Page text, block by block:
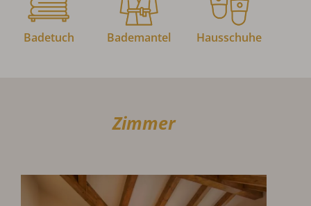
Badetuch Bademantel Hausschuhe
Zimmer